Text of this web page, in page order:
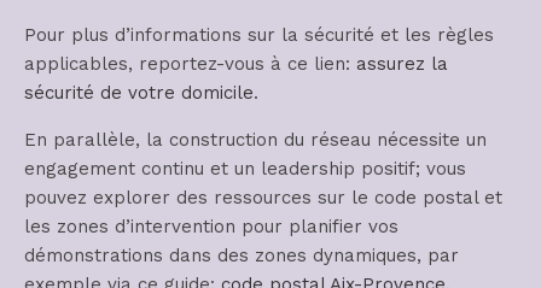
Pour plus d’informations sur la sécurité et les règles
applicables, reportez-vous à ce lien: assurez la
sécurité de votre domicile.
En parallèle, la construction du réseau nécessite un
engagement continu et un leadership positif; vous
pouvez explorer des ressources sur le code postal et
les zones d’intervention pour planifier vos
démonstrations dans des zones dynamiques, par